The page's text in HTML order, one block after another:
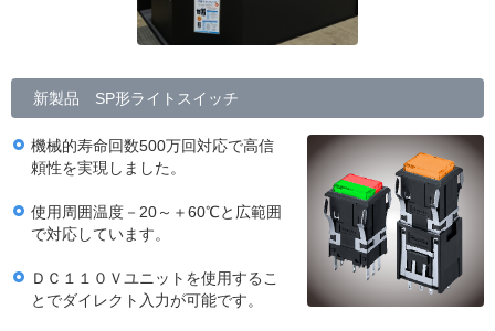
新製品 SP形ライトスイッチ
機械的寿命回数500万回対応で高信
頼性を実現しました。
使用周囲温度－20～＋60℃と広範囲
で対応しています。
ＤＣ１１０Ｖユニットを使用するこ
とでダイレクト入力が可能です。